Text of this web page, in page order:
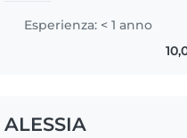
bambini. Ho completato la
istruzione presso il liceo Carlo
Sigonio con indirizzo
Esperienza: < 1 anno
ALESSIA